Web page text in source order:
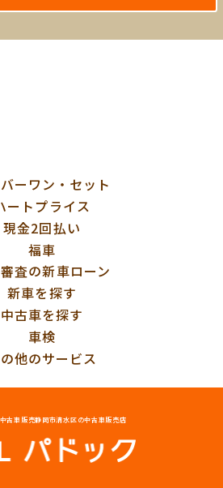
ーワン・セット
ートプライス
現金2回払い
福車
査の新車ローン
新車を探す
中古車を探す
車検
他のサービス
古車販売静岡市清水区の中古車販売店